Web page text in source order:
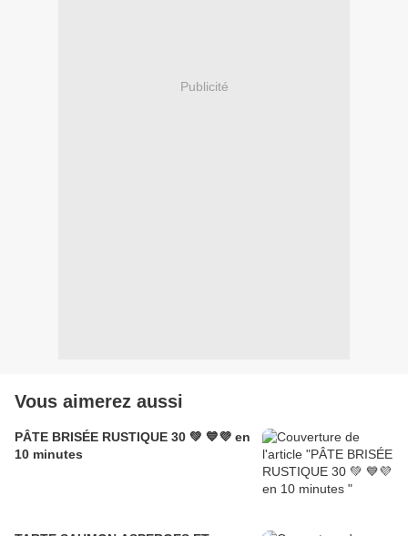
Publicité
Vous aimerez aussi
PÂTE BRISÉE RUSTIQUE 30 💚 💙💜 en
10 minutes